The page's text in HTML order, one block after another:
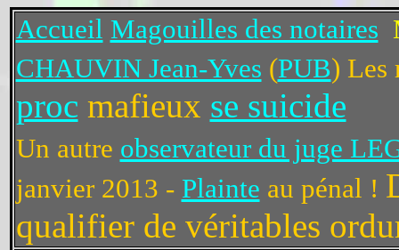
Accueil Magouilles des notaires
CHAUVIN Jean-Yves (PUB) Les
proc mafieux se suicide
Un autre observateur du juge
janvier 2013 - Plainte au pénal !
qualifier de véritables